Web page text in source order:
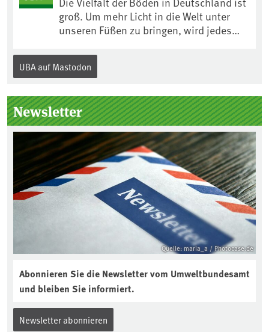
www.uba.de/trockenheit #Trockenheit
#Klimawandel
groß. Um mehr Licht in die Welt unter
unseren Füßen zu bringen, wird jedes
Internationalen Tag des Bodens, der
„Boden des Jahres“ vorgestellt. Das UBA
Kuratorium, wie wird der Boden des
Jahres ausgewählt und was passiert
eigentlich während eines solchen
Bodenjahres? Infos dazu gibt es im
aktuellen Podcast „Soilcast“. Jetzt
reinhören:
https://soilcast.de/interview/sc202-
interview-die-kuer-der-krume/
UBA auf Mastodon
Newsletter
Quelle: maria_a / Photocase.de
Abonnieren Sie die Newsletter vom Umweltbundesamt
und bleiben Sie informiert.
Newsletter abonnieren